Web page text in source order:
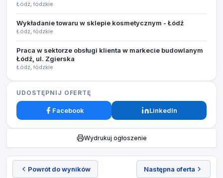
Powrót do wyników Następna oferta
Łódź, łódzkie
Wykładanie towaru w sklepie kosmetycznym - Łódź
Łódź, łódzkie
Praca w sektorze obsługi klienta w markecie budowlanym
Łódź, ul. Zgierska
Łódź, łódzkie
UDOSTĘPNIJ OFERTĘ
Facebook LinkedIn
Wydrukuj ogłoszenie